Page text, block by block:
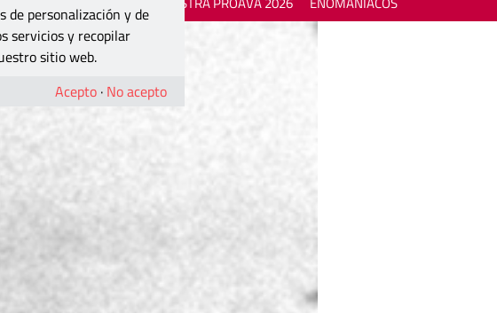
de personalización y de
servicios y recopilar
sitio web.
Acepto · No acepto